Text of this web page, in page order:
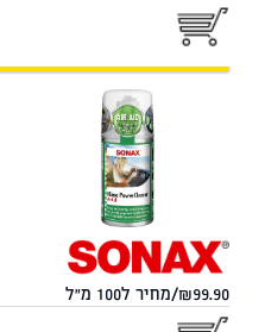
99.90/מחיר ל100 מ"ל